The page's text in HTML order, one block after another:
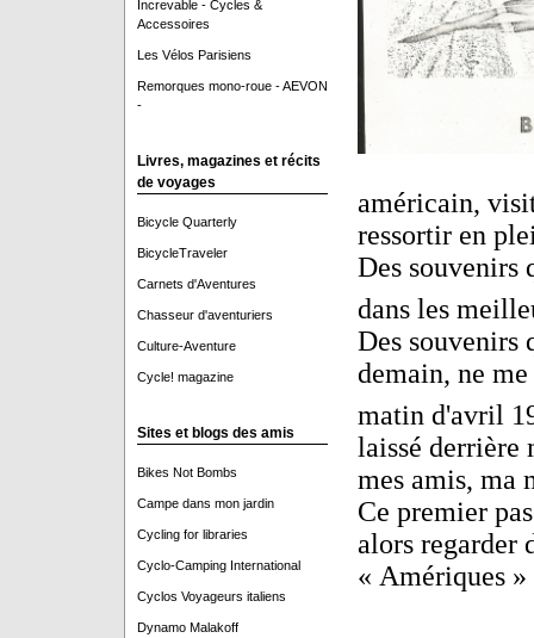
Increvable - Cycles &
Accessoires
Les Vélos Parisiens
Remorques mono-roue - AEVON
-
Livres, magazines et récits
de voyages
Bicycle Quarterly
BicycleTraveler
Carnets d'Aventures
Chasseur d'aventuriers
Culture-Aventure
Cycle! magazine
Sites et blogs des amis
Bikes Not Bombs
Campe dans mon jardin
Cycling for libraries
Cyclo-Camping International
Cyclos Voyageurs italiens
Dynamo Malakoff
américain,
ressortir en
Des souvenirs
dans les
Des
demain, ne
matin d'avril
laissé derrière
mes amis, ma
Ce premier
alors regarder
« Amériques